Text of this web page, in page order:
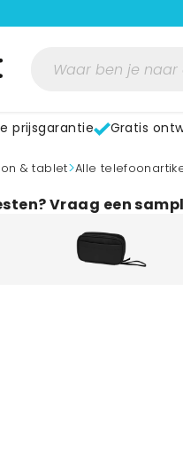
prijsgarantie Gratis
& tablet> Alle
Vraag een